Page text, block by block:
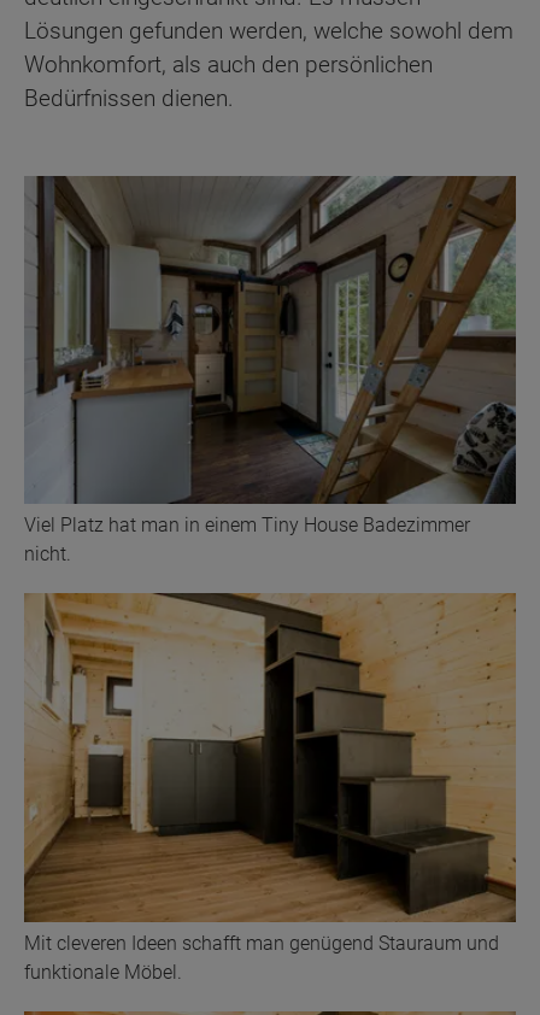
Lösungen gefunden werden, welche sowohl dem
Wohnkomfort, als auch den persönlichen
Bedürfnissen dienen.
Viel Platz hat man in einem Tiny House Badezimmer
nicht.
Mit cleveren Ideen schafft man genügend Stauraum und
funktionale Möbel.